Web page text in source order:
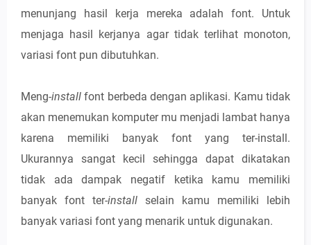
menunjang hasil kerja mereka adalah font. Untuk
menjaga hasil kerjanya agar tidak terlihat monoton,
variasi font pun dibutuhkan.
Meng-install font berbeda dengan aplikasi. Kamu tidak
akan menemukan komputer mu menjadi lambat hanya
karena memiliki banyak font yang ter-install.
Ukurannya sangat kecil sehingga dapat dikatakan
tidak ada dampak negatif ketika kamu memiliki
banyak font ter-install selain kamu memiliki lebih
banyak variasi font yang menarik untuk digunakan.